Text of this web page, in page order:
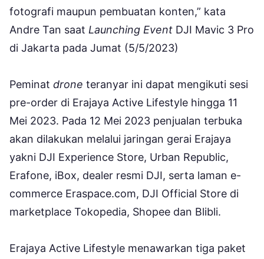
fotografi maupun pembuatan konten,” kata
Andre Tan saat Launching Event DJI Mavic 3 Pro
di Jakarta pada Jumat (5/5/2023)
Peminat drone teranyar ini dapat mengikuti sesi
pre-order di Erajaya Active Lifestyle hingga 11
Mei 2023. Pada 12 Mei 2023 penjualan terbuka
akan dilakukan melalui jaringan gerai Erajaya
yakni DJI Experience Store, Urban Republic,
Erafone, iBox, dealer resmi DJI, serta laman e-
commerce Eraspace.com, DJI Official Store di
marketplace Tokopedia, Shopee dan Blibli.
Erajaya Active Lifestyle menawarkan tiga paket